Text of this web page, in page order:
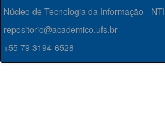
Núcleo de Tecnologia da Informação - NTI
repositorio@academico.ufs.br
+55 79 3194-6528